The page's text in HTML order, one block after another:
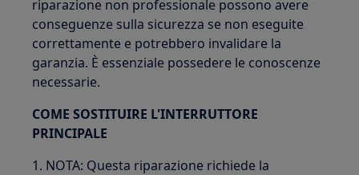
riparazione non professionale possono avere
conseguenze sulla sicurezza se non eseguite
correttamente e potrebbero invalidare la
garanzia. È essenziale possedere le conoscenze
necessarie.
COME SOSTITUIRE L'INTERRUTTORE
PRINCIPALE
1. NOTA: Questa riparazione richiede la